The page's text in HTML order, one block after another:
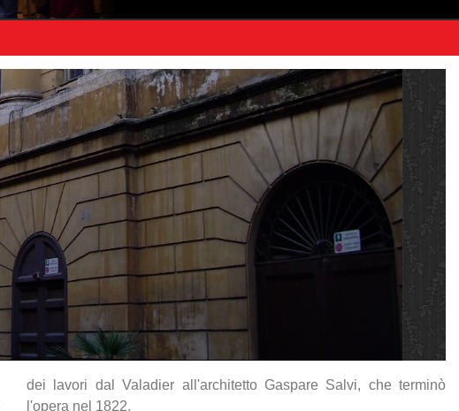
dei lavori dal Valadier all'architetto Gaspare Salvi, che terminò
l'opera nel 1822.